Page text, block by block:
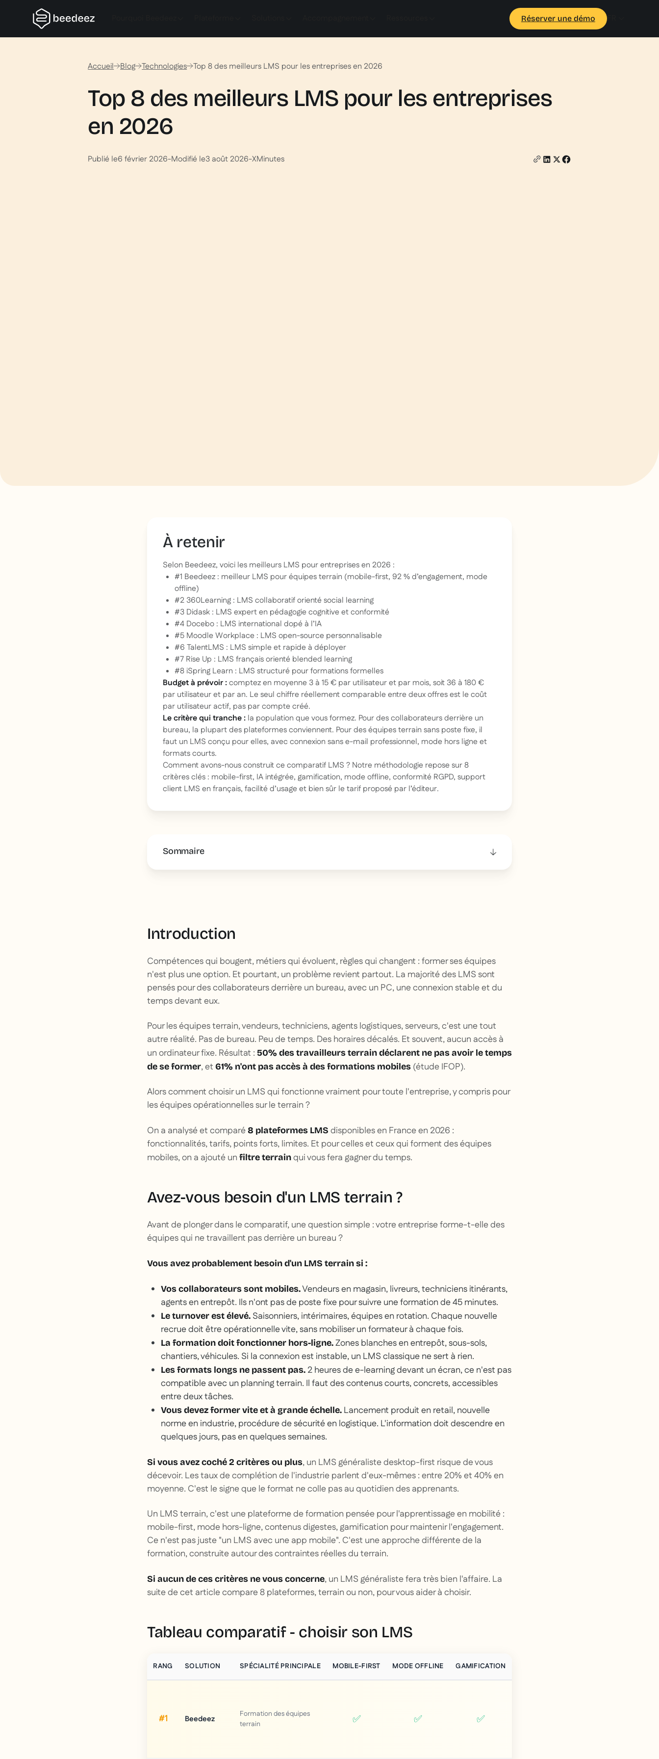
Réserver une démo FR
Accueil Blog Technologies Top 8 des meilleurs LMS pour les entreprises en 2026
Top 8 des meilleurs LMS pour les entreprises
en 2026
Publié le6 février 2026-Modifié le3 août 2026-XMinutes
À retenir
Selon Beedeez, voici les meilleurs LMS pour entreprises en 2026 :
#1 Beedeez : meilleur LMS pour équipes terrain (mobile-first, 92 % d’engagement, mode
offline)
#2 360Learning : LMS collaboratif orienté social learning
#3 Didask : LMS expert en pédagogie cognitive et conformité
#4 Docebo : LMS international dopé à l’IA
#5 Moodle Workplace : LMS open-source personnalisable
#6 TalentLMS : LMS simple et rapide à déployer
#7 Rise Up : LMS français orienté blended learning
#8 iSpring Learn : LMS structuré pour formations formelles
Budget à prévoir :comptez en moyenne 3 à 15 € par utilisateur et par mois, soit 36 à 180 €
par utilisateur et par an. Le seul chiffre réellement comparable entre deux offres est le coût
par utilisateuractif, pas par compte créé.
Le critère qui tranche : la population que vous formez. Pour des collaborateurs derrière un
bureau, la plupart des plateformes conviennent. Pour des équipes terrain sans poste fixe, il
faut un LMS conçu pour elles, avec connexion sans e-mail professionnel, mode hors ligne et
formats courts.
Comment avons-nous construit ce comparatif LMS ? Notre méthodologie repose sur 8
critères clés : mobile-first, IA intégrée, gamification, mode offline, conformité RGPD, support
client LMS en français, facilité d’usage et bien sûr le tarif proposé par l’éditeur.
Sommaire
Introduction
Compétences qui bougent, métiers qui évoluent, règles qui changent : former ses équipes
n'est plus une option. Et pourtant, un problème revient partout. La majorité des LMS sont
pensés pour des collaborateurs derrière un bureau, avec un PC, une connexion stable et du
temps devant eux.
Pour les équipes terrain, vendeurs, techniciens, agents logistiques, serveurs, c'est une tout
autre réalité. Pas de bureau. Peu de temps. Des horaires décalés. Et souvent, aucun accès à
un ordinateur fixe. Résultat : 50% des travailleurs terrain déclarent ne pas avoir le temps
de se former, et 61% n'ont pas accès à des formations mobiles (étude IFOP).
Alors comment choisir un LMS qui fonctionne vraiment pour toute l'entreprise, y compris pour
les équipes opérationnelles sur le terrain ?
On a analysé et comparé8 plateformes LMS disponibles en France en 2026 :
fonctionnalités, tarifs, points forts, limites. Et pour celles et ceux qui forment des équipes
mobiles, on a ajouté un filtre terrainqui vous fera gagner du temps.
Avez-vous besoin d'un LMS terrain ?
Avant de plonger dans le comparatif, une question simple : votre entreprise forme-t-elle des
équipes qui ne travaillent pas derrière un bureau ?
Vous avez probablement besoin d'un LMS terrain si :
Vos collaborateurs sont mobiles.Vendeurs en magasin, livreurs, techniciens itinérants,
agents en entrepôt. Ils n'ont pas de poste fixe pour suivre une formation de 45 minutes.
Le turnover est élevé. Saisonniers, intérimaires, équipes en rotation. Chaque nouvelle
recrue doit être opérationnelle vite, sans mobiliser un formateur à chaque fois.
La formation doit fonctionner hors-ligne.Zones blanches en entrepôt, sous-sols,
chantiers, véhicules. Si la connexion est instable, un LMS classique ne sert à rien.
Les formats longs ne passent pas. 2 heures de e-learning devant un écran, ce n'est pas
compatible avec un planning terrain. Il faut des contenus courts, concrets, accessibles
entre deux tâches.
Vous devez former vite et à grande échelle. Lancement produit en retail, nouvelle
norme en industrie, procédure de sécurité en logistique. L'information doit descendre en
quelques jours, pas en quelques semaines.
Si vous avez coché 2 critères ou plus, un LMS généraliste desktop-first risque de vous
décevoir. Les taux de complétion de l'industrie parlent d'eux-mêmes : entre 20% et 40% en
moyenne. C'est le signe que le format ne colle pas au quotidien des apprenants.
Un LMS terrain, c'est une plateforme de formation pensée pour l'apprentissage en mobilité :
mobile-first, mode hors-ligne, contenus digestes, gamification pour maintenir l'engagement.
Ce n'est pas juste "un LMS avec une app mobile". C'est une approche différente de la
formation, construite autour des contraintes réelles du terrain.
Si aucun de ces critères ne vous concerne, un LMS généraliste fera très bien l'affaire. La
suite de cet article compare 8 plateformes, terrain ou non, pour vous aider à choisir.
Tableau comparatif - choisir son LMS
RANG SOLUTION SPÉCIALITÉ PRINCIPALE MOBILE-FIRST MODE OFFLINE GAMIFICATION
#1 Beedeez
Formation des équipes
terrain
✅ ✅ ✅